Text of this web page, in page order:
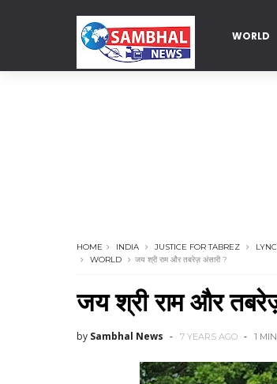
WORLD
HOME INDIA JUSTICE FOR TABREZ
WORLD
जय श्री राम और तबरेज़ अंसारी ?
जय श्री राम और
by Sambhal News 7 YEARS AGO 1